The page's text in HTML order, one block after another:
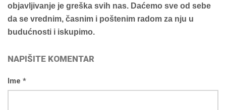
objavljivanje je greška svih nas. Daćemo sve od sebe
da se vrednim, časnim i poštenim radom za nju u
budućnosti i iskupimo.
NAPIŠITE KOMENTAR
Ime *